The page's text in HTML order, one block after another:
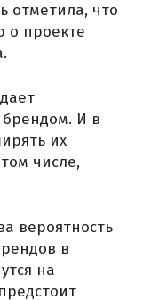
отметила, что
о проекте
брендом. И в
их
числе,
вероятность
в
на